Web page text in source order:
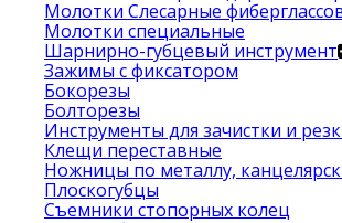
Молотки Слесарные
Молотки специальные
Шарнирно-губцевый инструмент
Зажимы с фиксатором
Бокорезы
Болторезы
Инструменты для зачистки и
Клещи переставные
Ножницы по металлу,
Плоскогубцы
Съемники стопорных колец